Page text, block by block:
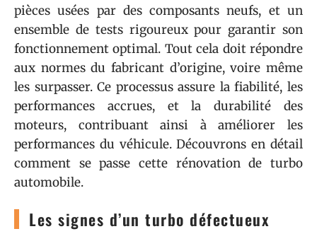
pièces usées par des composants neufs, et un
ensemble de tests rigoureux pour garantir son
fonctionnement optimal. Tout cela doit répondre
aux normes du fabricant d’origine, voire même
les surpasser. Ce processus assure la fiabilité, les
performances accrues, et la durabilité des
moteurs, contribuant ainsi à améliorer les
performances du véhicule. Découvrons en détail
comment se passe cette rénovation de turbo
automobile.
Les signes d’un turbo défectueux